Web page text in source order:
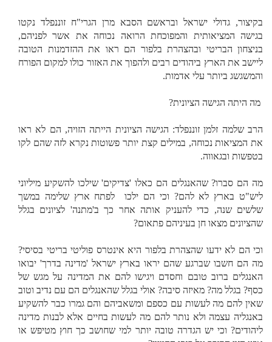
בקיצור, גדולי ישראל ובראשם הסבא מרן הגרי"ח זוננפלד נקטו
בגישה המציאותית והמפוכחת הרואה נכוחה את אשר לפניהם,
בניצחון הבריטי ובהצהרת בלפור הם ראו את ההזדמנות הטובה
ליישב את הארץ ביהודים רבים ולהפוך את האזור כולו למקום הפורח
והמשגשג ביותר עלי אדמות.
מה היתה הגישה הציונית?
הרב שלמה זלמן זוננפלד: הגישה הציונית הייתה הזויה, הם לא ראו
את המציאות נכוחה, במילים קצת יותר פשוטות נקרא לזה שהם לקו
בטפשות ובגאווה.
מה הם סברו? שהאנגלים הם כאלו 'צדיקים' שילכו להשקיע מיליוני
ליש"ט בארץ לא להם? וכי הם ילכו
לפתח ארץ שלימה במשך
שלשים שנה, כדי להעניק אותה אחר כך ב'מתנה' לציונים בגלל
שהציונים מצאו חן בעיניהם פתאום?
וכי הם לא ידעו שהצהרת בלפור היא אינטרס פוליטי בריטי בסיסי?
מה הם חשבו שברגע שהם יראו בארץ ישראל 'מדינה בדרך' יבואו
האנגלים ברוב טובם וחסדם ויגישו להם את המדינה על מגש של
כסף? בגלל מה? מאיזה סיבה? אולי בגלל שהאנגלים הם עם נדיב וטוב
שאין להם מה לעשות עם כספם ומשאביהם והם גמרו כבר להשקיע
באנגליה עצמה ולא נותר להם מה לעשות בחיים אלא לבנות מדינה
ליהודים? וכי יש הגדרה טובה יותר למי שחושב כך חוץ מטיפש או